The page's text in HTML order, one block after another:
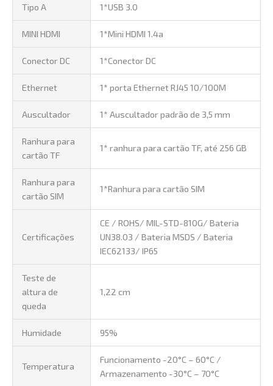
Tipo A 1*USB 3.0
MINI HDMI 1*Mini HDMI 1.4a
Conector DC 1*Conector DC
Ethernet 1* porta Ethernet RJ45 10/100M
Auscultador 1* Auscultador padrão de 3,5 mm
Ranhura para
cartão TF
1* ranhura para cartão TF, até 256 GB
Ranhura para
cartão SIM
1*Ranhura para cartão SIM
Certificações
CE / ROHS/ MIL-STD-810G/ Bateria
UN38.03 / Bateria MSDS / Bateria
IEC62133/ IP65
Teste de
altura de
queda
1,22 cm
Humidade 95%
Temperatura
Funcionamento -20°C – 60°C /
Armazenamento -30°C – 70°C